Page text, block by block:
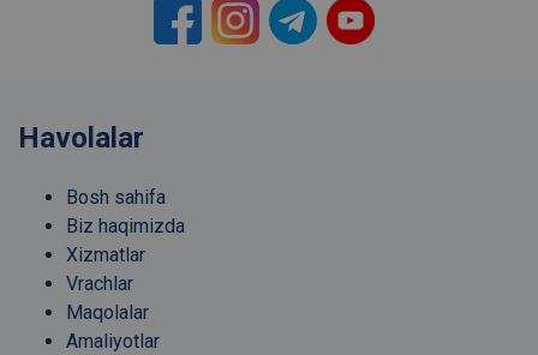
Havolalar
Bosh sahifa
Biz haqimizda
Xizmatlar
Vrachlar
Maqolalar
Amaliyotlar